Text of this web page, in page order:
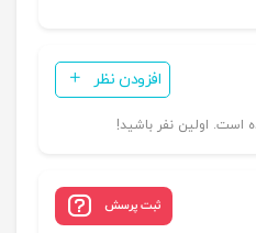
افزودن نظر
اولین نفر باشید!
ثبت پرسش